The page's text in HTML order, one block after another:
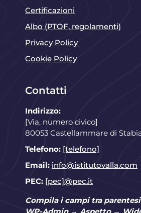
Certificazioni
Albo (PTOF, regolamenti)
Privacy Policy
Cookie Policy
Contatti
Indirizzo:
[Via, numero civico]
80053 Castellammare di
Telefono: [telefono]
Email: info@istitutovalla.com
PEC: [pec]@pec.it
Compila i campi tra